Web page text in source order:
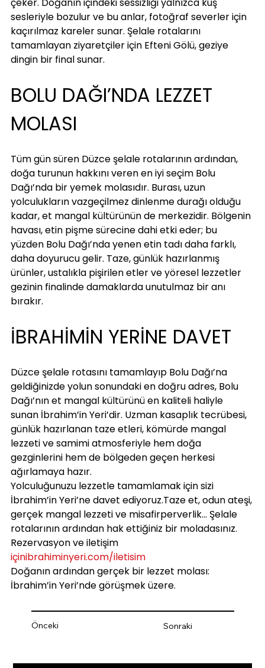
çeker. Doğanın içindeki sessizliği yalnızca kuş
sesleriyle bozulur ve bu anlar, fotoğraf severler için
kaçırılmaz kareler sunar. Şelale rotalarını
tamamlayan ziyaretçiler için Efteni Gölü, geziye
dingin bir final sunar.
BOLU DAĞI’NDA LEZZET
MOLASI
Tüm gün süren Düzce şelale rotalarının ardından,
doğa turunun hakkını veren en iyi seçim Bolu
Dağı’nda bir yemek molasıdır. Burası, uzun
yolculukların vazgeçilmez dinlenme durağı olduğu
kadar, et mangal kültürünün de merkezidir. Bölgenin
havası, etin pişme sürecine dahi etki eder; bu
yüzden Bolu Dağı’nda yenen etin tadı daha farklı,
daha doyurucu gelir. Taze, günlük hazırlanmış
ürünler, ustalıkla pişirilen etler ve yöresel lezzetler
gezinin finalinde damaklarda unutulmaz bir anı
bırakır.
İBRAHİMİN YERİNE DAVET
Düzce şelale rotasını tamamlayıp Bolu Dağı’na
geldiğinizde yolun sonundaki en doğru adres, Bolu
Dağı’nın et mangal kültürünü en kaliteli haliyle
sunan İbrahim’in Yeri’dir. Uzman kasaplık tecrübesi,
günlük hazırlanan taze etleri, kömürde mangal
lezzeti ve samimi atmosferiyle hem doğa
gezginlerini hem de bölgeden geçen herkesi
ağırlamaya hazır.
Yolculuğunuzu lezzetle tamamlamak için sizi
İbrahim’in Yeri’ne davet ediyoruz.Taze et, odun ateşi,
gerçek mangal lezzeti ve misafirperverlik... Şelale
rotalarının ardından hak ettiğiniz bir moladasınız.
Rezervasyon ve iletişim
içinibrahiminyeri.com/iletisim
Doğanın ardından gerçek bir lezzet molası:
İbrahim’in Yeri’nde görüşmek üzere.
Sonraki
Önceki